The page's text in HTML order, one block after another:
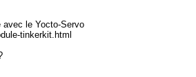
le Yocto-Servo
tinkerkit.html